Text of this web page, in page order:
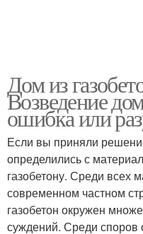
Дом из
Возведение
ошибка или
Если вы приняли
определились с
газобетону. Среди всех
современном частном
газобетон окружен
суждений. Среди споров